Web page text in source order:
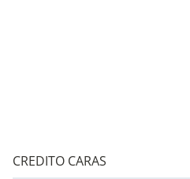
CREDITO CARAS